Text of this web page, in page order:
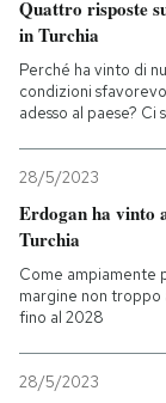
Internet
Cultura
Economia
PODCAST
Quattro risposte
in Turchia
Perché ha vinto di
condizioni
adesso al paese? Ci
28/5/2023
Erdogan ha vinto
Turchia
Come ampiamente
margine non
fino al 2028
28/5/2023